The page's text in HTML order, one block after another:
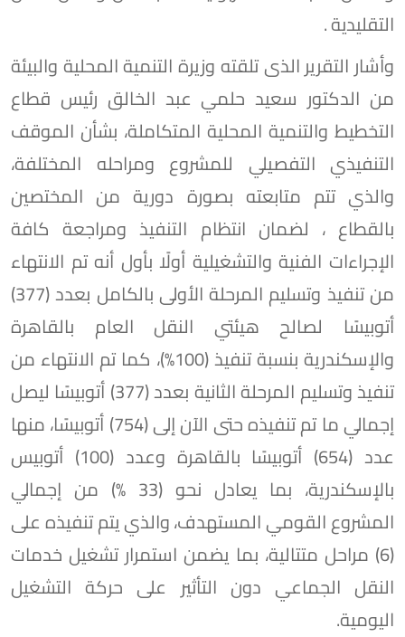
التقليدية .
وأشار التقرير الذى تلقته وزيرة التنمية المحلية والبيئة
من الدكتور سعيد حلمي عبد الخالق رئيس قطاع
التخطيط والتنمية المحلية المتكاملة، بشأن الموقف
التنفيذي التفصيلي للمشروع ومراحله المختلفة،
والذي تتم متابعته بصورة دورية من المختصين
بالقطاع ، لضمان انتظام التنفيذ ومراجعة كافة
الإجراءات الفنية والتشغيلية أولًا بأول أنه تم الانتهاء
من تنفيذ وتسليم المرحلة الأولى بالكامل بعدد (377)
أتوبيسًا لصالح هيئتي النقل العام بالقاهرة
والإسكندرية بنسبة تنفيذ (100%)، كما تم الانتهاء من
تنفيذ وتسليم المرحلة الثانية بعدد (377) أتوبيسًا ليصل
إجمالي ما تم تنفيذه حتى الآن إلى (754) أتوبيسًا، منها
عدد (654) أتوبيسًا بالقاهرة وعدد (100) أتوبيس
بالإسكندرية، بما يعادل نحو (33 %) من إجمالي
المشروع القومي المستهدف، والذي يتم تنفيذه على
(6) مراحل متتالية، بما يضمن استمرار تشغيل خدمات
النقل الجماعي دون التأثير على حركة التشغيل
اليومية.